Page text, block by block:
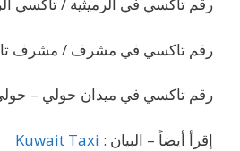
رقم تاكسي في الرميثية / تاكسي
رقم تاكسي في مشرف / مشرف
رقم تاكسي في ميدان حولي –
إقرأ أيضاً – البيان : Kuwait Taxi